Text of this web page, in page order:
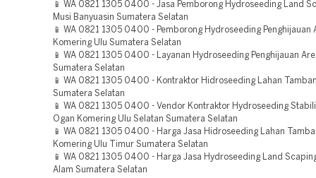
📱 WA 0821 1305 0400 - Jasa Pemborong Hydroseeding Land
Musi Banyuasin Sumatera Selatan
📱 WA 0821 1305 0400 - Pemborong Hydroseeding Penghijauan
Komering Ulu Sumatera Selatan
📱 WA 0821 1305 0400 - Layanan Hydroseeding Penghijauan
Sumatera Selatan
📱 WA 0821 1305 0400 - Kontraktor Hidroseeding Lahan
Sumatera Selatan
📱 WA 0821 1305 0400 - Vendor Kontraktor Hydroseeding
Ogan Komering Ulu Selatan Sumatera Selatan
📱 WA 0821 1305 0400 - Harga Jasa Hidroseeding Lahan
Komering Ulu Timur Sumatera Selatan
📱 WA 0821 1305 0400 - Harga Jasa Hydroseeding Land
Alam Sumatera Selatan